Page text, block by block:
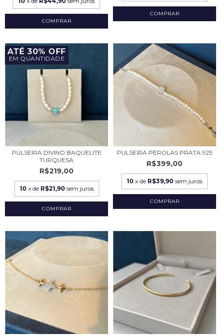
ATÉ 30% OFF
EM QUANTIDADE
PULSEIRA DIVINO BAQUELITE
TURQUESA
R$219,00
10 x de R$21,90 sem juros
PULSEIRA PÉROLAS PRATA 925
R$399,00
10 x de R$39,90 sem juros